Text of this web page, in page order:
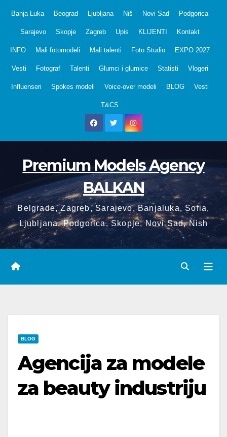
Banja Luka Beograd Ljubljana Niš Novi Sad Podgorica
Sarajevo Skopje Zagreb Upis KLIJENTI Kontakt
INFO Mali fotomodeli Mali talenti Foto Studio EXPO 2027
Vesti Fotograf Talenti Glumci i glumice Statisti Vlogeri
Influenseri Spokes modeli Voice-over modeli BLOG Vesti
T&CS
Premium Models Agency
BALKAN
Belgrade, Zagreb, Sarajevo, Banjaluka, Sofia,
Ljubljana, Podgorica, Skopje, Novi Sad, Nish
BLOG
Agencija za modele
za beauty industriju